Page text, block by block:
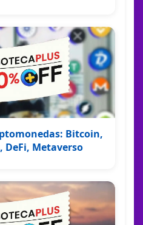
Bitcoin,
DeFi, Metaverso